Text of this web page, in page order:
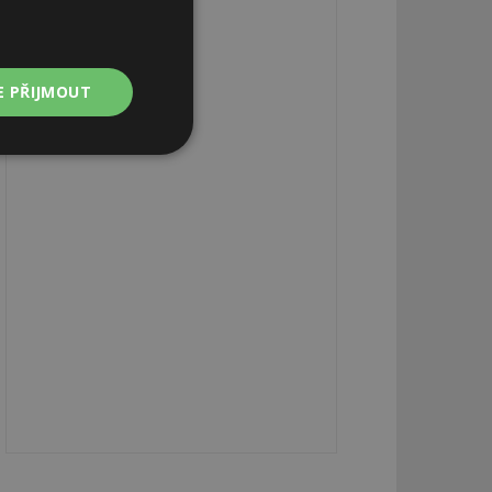
PŘIJMOUT
Nezařazené
správa účtu.